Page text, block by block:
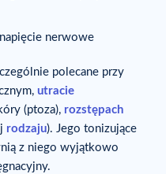
nerwowe
polecane przy
utracie
(ptoza), rozstępach
rodzaju). Jego tonizujące
z niego wyjątkowo